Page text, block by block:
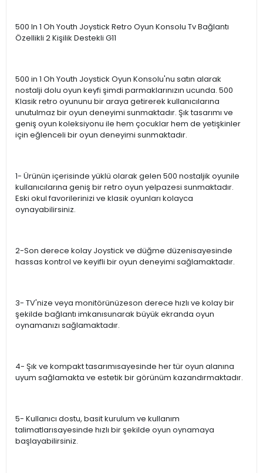
500 In 1 Oh Youth Joystick Retro Oyun Konsolu Tv Bağlantı
Özellikli 2 Kişilik Destekli G11
500 in 1 Oh Youth Joystick Oyun Konsolu'nu satın alarak
nostalji dolu oyun keyfi şimdi parmaklarınızın ucunda. 500
Klasik retro oyununu bir araya getirerek kullanıcılarına
unutulmaz bir oyun deneyimi sunmaktadır. Şık tasarımı ve
geniş oyun koleksiyonu ile hem çocuklar hem de yetişkinler
için eğlenceli bir oyun deneyimi sunmaktadır.
1- Ürünün içerisinde yüklü olarak gelen 500 nostaljik oyunile
kullanıcılarına geniş bir retro oyun yelpazesi sunmaktadır.
Eski okul favorilerinizi ve klasik oyunları kolayca
oynayabilirsiniz.
2-Son derece kolay Joystick ve düğme düzenisayesinde
hassas kontrol ve keyifli bir oyun deneyimi sağlamaktadır.
3- TV'nize veya monitörünüzeson derece hızlı ve kolay bir
şekilde bağlantı imkanısunarak büyük ekranda oyun
oynamanızı sağlamaktadır.
4- Şık ve kompakt tasarımısayesinde her tür oyun alanına
uyum sağlamakta ve estetik bir görünüm kazandırmaktadır.
5- Kullanıcı dostu, basit kurulum ve kullanım
talimatlarısayesinde hızlı bir şekilde oyun oynamaya
başlayabilirsiniz.